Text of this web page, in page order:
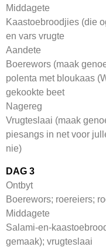
Middagete
Kaastoebroodjies (die
en vars vrugte
Aandete
Boerewors (maak
polenta met bloukaas
gekookte beet
Nagereg
Vrugteslaai (maak
piesangs in net voor
nie)
DAG 3
Ontbyt
Boerewors; roereiers;
Middagete
Salami-en-
gemaak); vrugteslaai